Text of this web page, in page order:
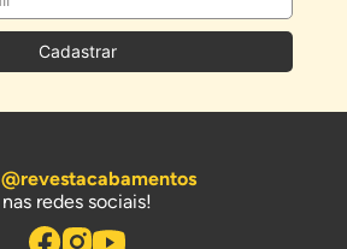
Cadastrar
@revestacabamentos
nas redes sociais!